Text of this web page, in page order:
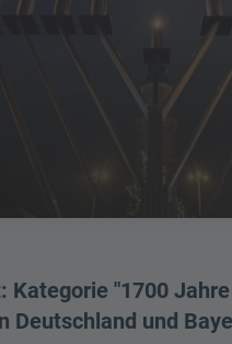
Kategorie "1700
Deutschland und